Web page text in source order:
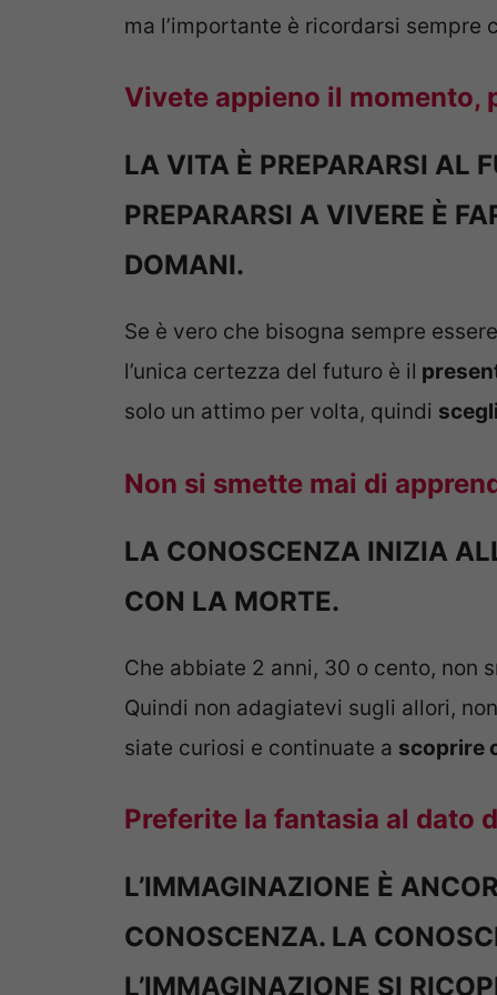
ma l’importante è ricordarsi sempre
Vivete appieno il momento,
LA VITA È PREPARARSI AL
PREPARARSI A VIVERE È
DOMANI.
Se è vero che bisogna sempre
l’unica certezza del futuro è il
solo un attimo per volta, quindi
Non si smette mai di
LA CONOSCENZA INIZIA
CON LA MORTE.
Che abbiate 2 anni, 30 o cento, non
Quindi non adagiatevi sugli allori,
siate curiosi e continuate a scoprire
Preferite la fantasia al dato
L’IMMAGINAZIONE È
CONOSCENZA. LA
L’IMMAGINAZIONE SI